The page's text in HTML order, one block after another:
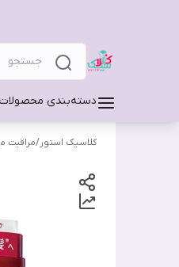
دسته‌بندی محصولات
کلاسیک استور/مراقبت